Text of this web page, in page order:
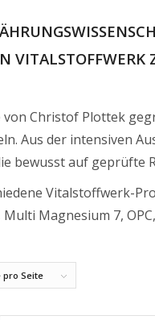
Christof Plottek
Aus der intensiven
bewusst auf geprüfte
Vitalstoffwerk-
Magnesium 7,
pro Seite